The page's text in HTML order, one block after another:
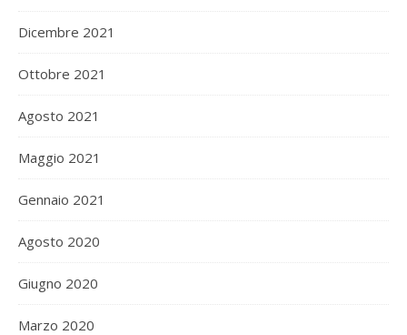
Dicembre 2021
Ottobre 2021
Agosto 2021
Maggio 2021
Gennaio 2021
Agosto 2020
Giugno 2020
Marzo 2020